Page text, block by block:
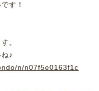
す！
。
♪
n/n07f5e0163f1c